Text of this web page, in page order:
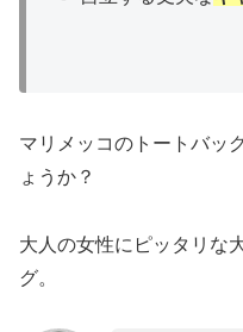
マリメッコのトートバッ
ょうか？
大人の女性にピッタリな
グ。